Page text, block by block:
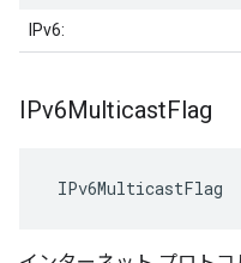
IPv6:
IPv6MulticastFlag
IPv6MulticastFlag